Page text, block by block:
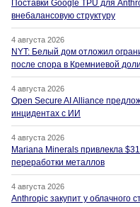
Поставки Google TPU для
внебалансовую структуру
4 августа 2026
NYT: Белый дом отложил
после спора в Кремниевой
4 августа 2026
Open Secure AI Alliance
инцидентах с ИИ
4 августа 2026
Mariana Minerals привлекла
переработки металлов
4 августа 2026
Anthropic закупит у облачного